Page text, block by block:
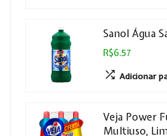
Sanol Água
R$6.57
Adicionar
Veja Power
Multiuso,